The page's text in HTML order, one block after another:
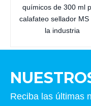
químicos de 300 ml
calafateo sellador MS
la industria
Reciba las últimas